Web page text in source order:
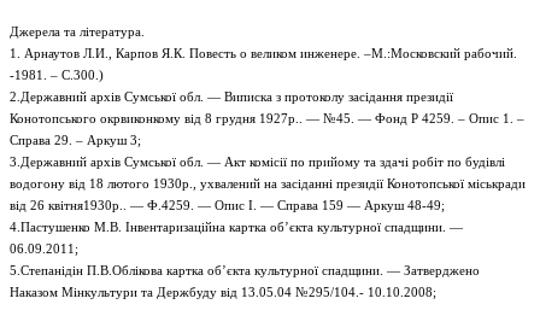
Джерела та література.
1. Арнаутов Л.И., Карпов Я.К. Повесть о великом инженере. –М.:Московский рабочий.
-1981. – С.300.)
2.Державний архів Сумської обл. — Виписка з протоколу засідання президії
Конотопського окрвиконкому від 8 грудня 1927р.. — №45. — Фонд Р 4259. – Опис 1. –
Справа 29. – Аркуш 3;
3.Державний архів Сумської обл. — Акт комісії по прийому та здачі робіт по будівлі
водогону від 18 лютого 1930р., ухвалений на засіданні президії Конотопської міськради
від 26 квітня1930р.. — Ф.4259. — Опис І. — Справа 159 — Аркуш 48-49;
4.Пастушенко М.В. Інвентаризаційна картка об’єкта культурної спадщини. —
06.09.2011;
5.Степанідін П.В.Облікова картка об’єкта культурної спадщини. — Затверджено
Наказом Мінкультури та Держбуду від 13.05.04 №295/104.- 10.10.2008;